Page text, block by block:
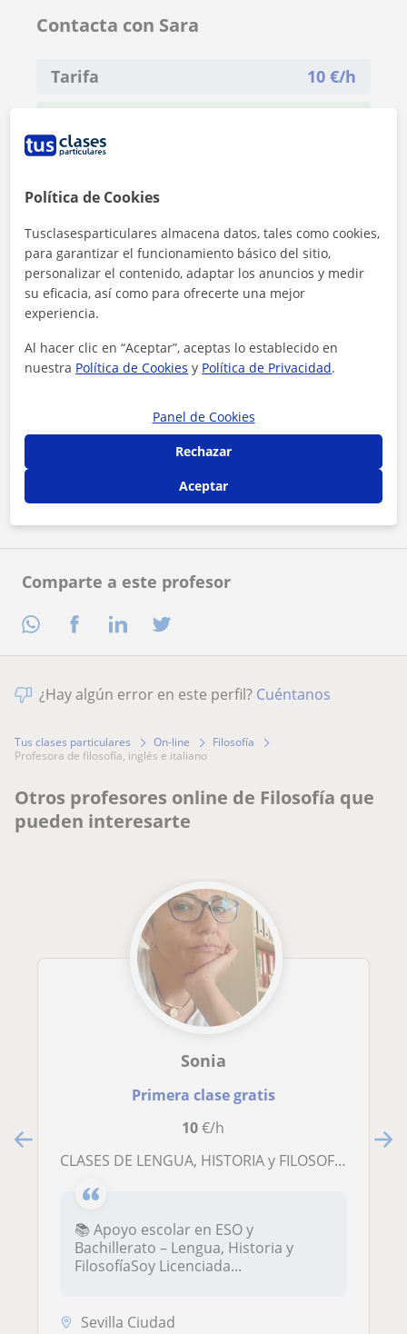
Comparte a este profesor
Contacta con Sara
Tarifa 10 €/h
Al hacer clic, aceptas nuestroaviso legaly deprivacidad
Contactar ahora
¿Hay algún error en este perfil? Cuéntanos
Tus clases particulares On-line
Filosofía
profesora de filosofía, inglés e italiano
Otros profesores online de Filosofía que
pueden interesarte
Sonia
Primera clase gratis
10€/h
CLASES DE LENGUA, HISTORIA y FILOSOFÍA PARA ESO Y BACHILLERATO - EXPEDIENTE SOBRESALIENTE
📚 Apoyo escolar en ESO y
Bachillerato – Lengua, Historia y
FilosofíaSoy Licenciada...
Sevilla Ciudad
Política de Cookies
Tusclasesparticulares almacena datos, tales como cookies,
para garantizar el funcionamiento básico del sitio,
personalizar el contenido, adaptar los anuncios y medir
su eficacia, así como para ofrecerte una mejor
experiencia.
Al hacer clic en “Aceptar”, aceptas lo establecido en
nuestra Política de Cookies y Política de Privacidad.
Panel de Cookies
Rechazar
Aceptar